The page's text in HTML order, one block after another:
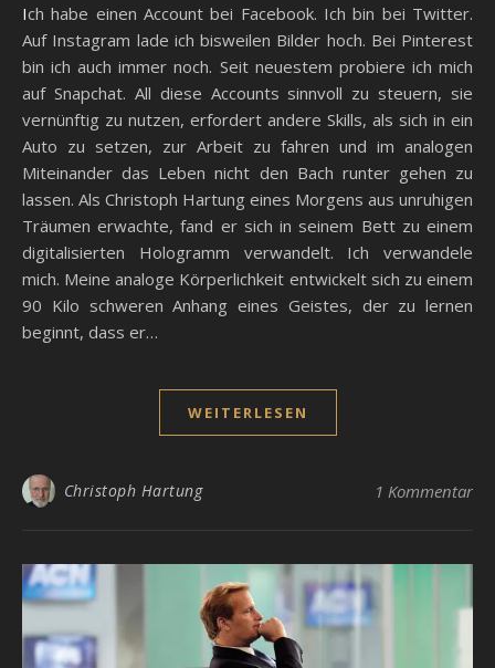
Ich habe einen Account bei Facebook. Ich bin bei Twitter.
Auf Instagram lade ich bisweilen Bilder hoch. Bei Pinterest
bin ich auch immer noch. Seit neuestem probiere ich mich
auf Snapchat. All diese Accounts sinnvoll zu steuern, sie
vernünftig zu nutzen, erfordert andere Skills, als sich in ein
Auto zu setzen, zur Arbeit zu fahren und im analogen
Miteinander das Leben nicht den Bach runter gehen zu
lassen. Als Christoph Hartung eines Morgens aus unruhigen
Träumen erwachte, fand er sich in seinem Bett zu einem
digitalisierten Hologramm verwandelt. Ich verwandele
mich. Meine analoge Körperlichkeit entwickelt sich zu einem
90 Kilo schweren Anhang eines Geistes, der zu lernen
beginnt, dass er…
WEITERLESEN
Christoph Hartung 1 Kommentar